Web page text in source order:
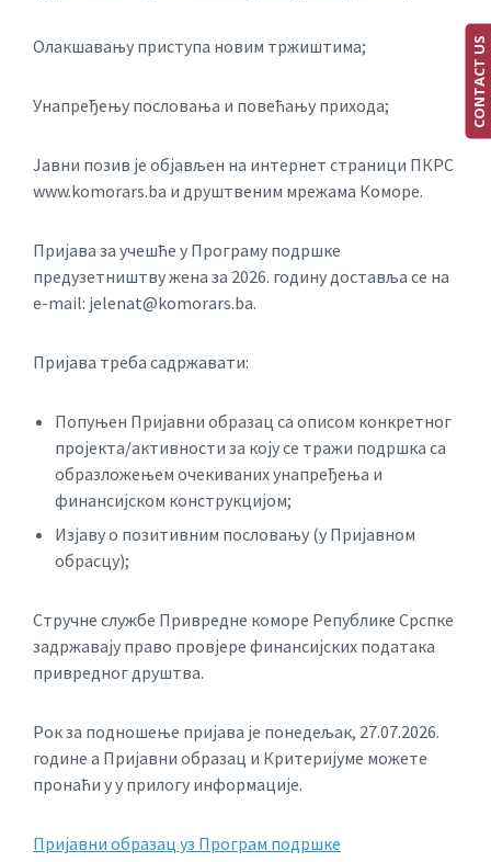
Олакшавању приступа новим тржиштима;
Унапређењу пословања и повећању прихода;
Јавни позив је објављен на интернет страници ПКРС
www.komorars.bа и друштвеним мрежама Коморе.
Пријава за учешће у Програму подршке
предузетништву жена за 2026. годину доставља се на
e-mail: jelenat@komorars.ba.
Пријава треба садржавати:
Попуњен Пријавни образац са описом конкретног
пројекта/активности за коју се тражи подршка са
образложењем очекиваних унапређења и
финансијском конструкцијом;
Изјаву о позитивним пословању (у Пријавном
обрасцу);
Стручне службе Привредне коморе Републике Срспке
задржавају право провјере финансијских података
привредног друштва.
Рок за подношење пријава је понедељак, 27.07.2026.
године а Пријавни образац и Критеријуме можете
пронаћи у у прилогу информације.
Пријавни образац уз Програм подршке
CONTACT US